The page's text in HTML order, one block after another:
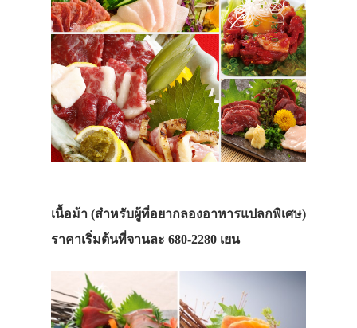
เนื้อม้า (สำหรับผู้ที่อยากลองอาหารแปลกพิเศษ)
ราคาเริ่มต้นที่จานละ 680-2280 เยน